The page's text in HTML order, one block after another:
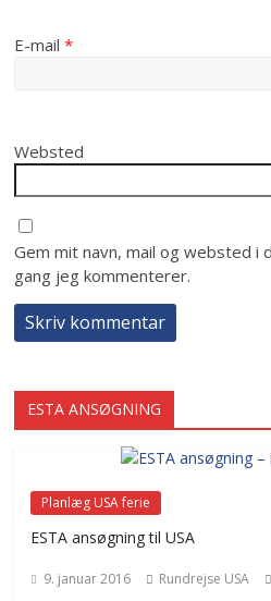
E-mail*
Websted
Gem mit navn, mail og websted
gang jeg kommenterer.
ESTA ANSØGNING
Planlæg USA ferie
ESTA ansøgning til USA
9. januar 2016 Rundrejse USA